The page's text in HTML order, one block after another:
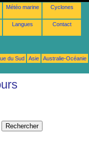
Météo marine Cyclones
Langues Contact
du Sud Asie
Australie-Océanie